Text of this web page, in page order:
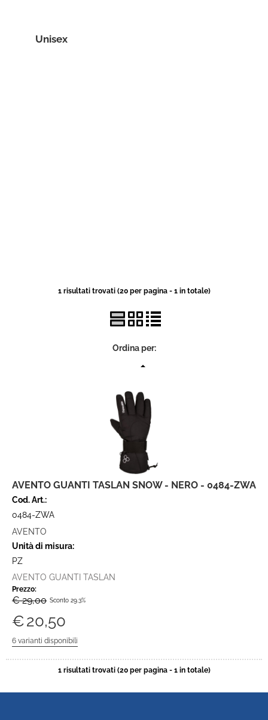
Unisex
1 risultati trovati (20 per pagina - 1 in totale)
Ordina per:
AVENTO GUANTI TASLAN SNOW - NERO - 0484-ZWA
Cod. Art.:
0484-ZWA
AVENTO
Unità di misura:
PZ
AVENTO GUANTI TASLAN
Prezzo:
€ 29,00 Sconto 29.3%
€20,50
1 risultati trovati (20 per pagina - 1 in totale)